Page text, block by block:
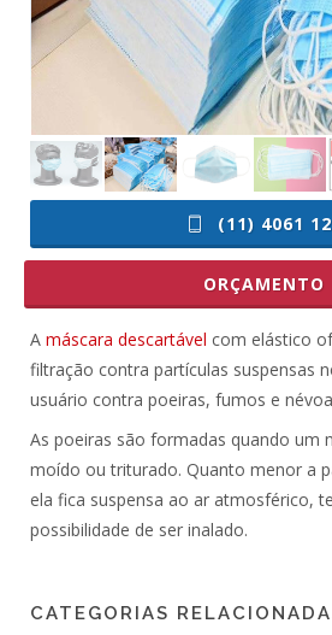
(11) 4061
ORÇAMENTO
A máscara descartável com elástico
filtração contra partículas suspensas
usuário contra poeiras, fumos e
As poeiras são formadas quando um
moído ou triturado. Quanto menor a
ela fica suspensa ao ar atmosférico,
possibilidade de ser inalado.
CATEGORIAS